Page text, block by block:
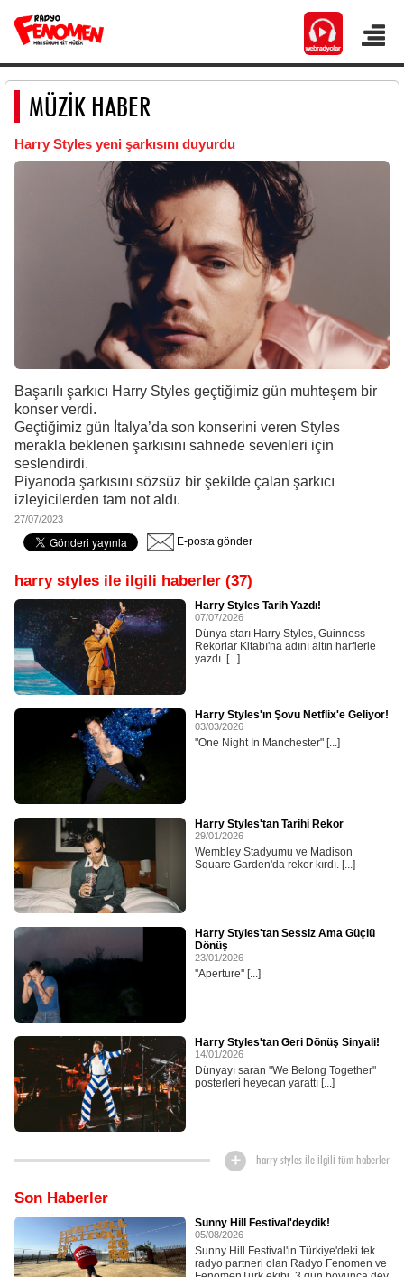
MÜZİK HABER
Harry Styles yeni şarkısını duyurdu
Başarılı şarkıcı Harry Styles geçtiğimiz gün muhteşem bir
konser verdi.
Geçtiğimiz gün İtalya’da son konserini veren Styles
merakla beklenen şarkısını sahnede sevenleri için
seslendirdi.
Piyanoda şarkısını sözsüz bir şekilde çalan şarkıcı
izleyicilerden tam not aldı.
27/07/2023
E-posta gönder
harry styles ile ilgili haberler (37)
Harry Styles Tarih Yazdı!
07/07/2026
Dünya starı Harry Styles, Guinness
Rekorlar Kitabı'na adını altın harflerle
yazdı. [...]
Harry Styles'ın Şovu Netflix'e Geliyor!
03/03/2026
"One Night In Manchester" [...]
Harry Styles'tan Tarihi Rekor
29/01/2026
Wembley Stadyumu ve Madison
Square Garden'da rekor kırdı. [...]
Harry Styles'tan Sessiz Ama Güçlü
Dönüş
23/01/2026
''Aperture'' [...]
Harry Styles'tan Geri Dönüş Sinyali!
14/01/2026
Dünyayı saran "We Belong Together"
posterleri heyecan yarattı [...]
harry styles ile ilgili tüm haberler
Son Haberler
Sunny Hill Festival'deydik!
05/08/2026
Sunny Hill Festival'in Türkiye'deki tek
radyo partneri olan Radyo Fenomen ve